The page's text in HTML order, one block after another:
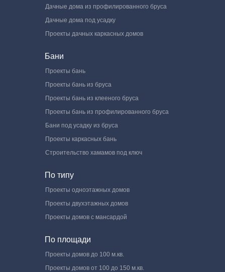
Дачные дома из профилированного бруса
Дачные дома под усадку
Проекты дачных каркасных домов
Бани
Проекты бань
Проекты бань из бруса
Проекты бань из клееного бруса
Проекты бань из профилированного бруса
Бани под усадку из бруса
Проекты каркасных бань
Строительство хамамов под ключ
По типу
Проекты одноэтажных домов
Проекты двухэтажных домов
Проекты домов с мансардой
По площади
Проекты домов до 100 м.кв.
Проекты домов от 100 до 150 м.кв.